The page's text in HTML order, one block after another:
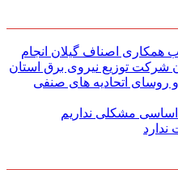
اصناف گیلان انجام
شركت توزیع نیروی برق استان
روسای اتحادیه های صنفی
اساسی مشکلی نداریم